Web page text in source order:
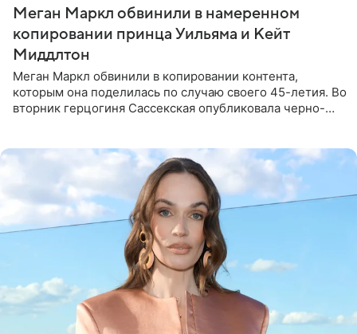
Меган Маркл обвинили в намеренном
копировании принца Уильяма и Кейт
Миддлтон
Меган Маркл обвинили в копировании контента,
которым она поделилась по случаю своего 45-летия. Во
вторник герцогиня Сассекская опубликовала черно-